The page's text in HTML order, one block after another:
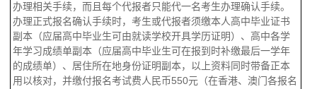
办理相关手续，而且每个代报者只能代一名考生办理确认手续。
办理正式报名确认手续时，考生或代报者须缴本人高中毕业证书
副本（应届高中毕业生可由就读学校开具学历证明）、高中各学
年学习成绩单副本（应届高中毕业生可在报到时补缴最后一学年
的成绩单）、居住所在地身份证明副本，以上资料同时带备正本
用以核对，并缴付报名考试费人民币550元（在香港、澳门各报名